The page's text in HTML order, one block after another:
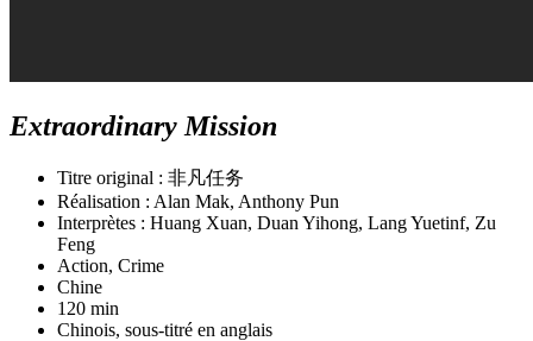
Extraordinary Mission
Titre original : 非凡任务
Réalisation : Alan Mak, Anthony Pun
Interprètes : Huang Xuan, Duan Yihong, Lang Yuetinf, Zu
Feng
Action, Crime
Chine
120 min
Chinois, sous-titré en anglais